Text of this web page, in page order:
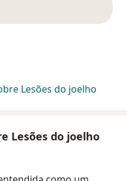
Lesões do joelho
Lesões do joelho